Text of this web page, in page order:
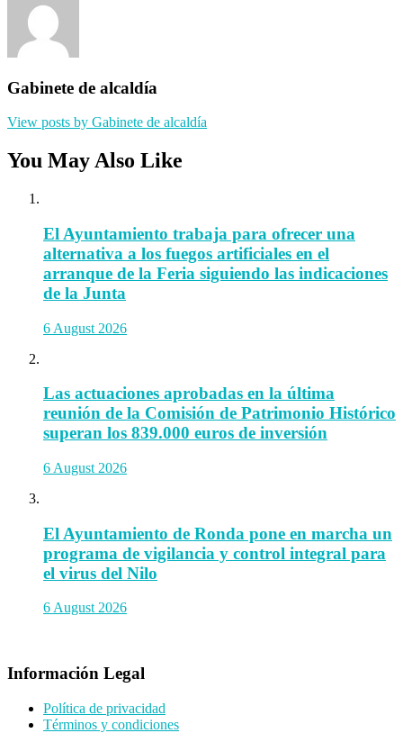
Gabinete de alcaldía
View posts by Gabinete de alcaldía
You May Also Like
El Ayuntamiento trabaja para ofrecer una
alternativa a los fuegos artificiales en el
arranque de la Feria siguiendo las indicaciones
de la Junta
6 August 2026
Las actuaciones aprobadas en la última
reunión de la Comisión de Patrimonio Histórico
superan los 839.000 euros de inversión
6 August 2026
El Ayuntamiento de Ronda pone en marcha un
programa de vigilancia y control integral para
el virus del Nilo
6 August 2026
Información Legal
Política de privacidad
Términos y condiciones